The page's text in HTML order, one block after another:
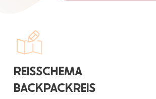
REISSCHEMA
BACKPACKREIS